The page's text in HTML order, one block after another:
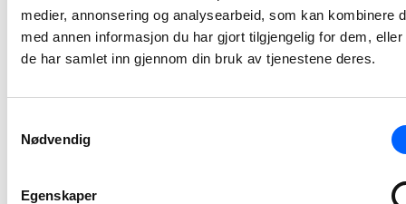
medier, annonsering og analysearbeid, som kan kombinere
med annen informasjon du har gjort tilgjengelig for dem,
de har samlet inn gjennom din bruk av tjenestene deres.
Nødvendig
Egenskaper
NCC bygger ny
adkomst til
banestasjon